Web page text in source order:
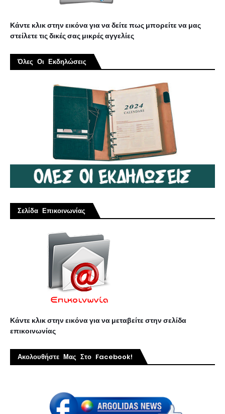
Κάντε κλικ στην εικόνα για να δείτε πως μπορείτε να μας
στείλετε τις δικές σας μικρές αγγελίες
Όλες Οι Εκδηλώσεις
Σελίδα Επικοινωνίας
Κάντε κλικ στην εικόνα για να μεταβείτε στην σελίδα
επικοινωνίας
Ακολουθήστε Μας Στο Facebook!